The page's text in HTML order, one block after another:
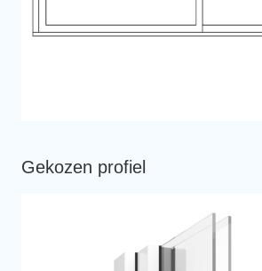
Gekozen profiel